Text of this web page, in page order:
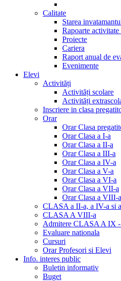
Calitate
Starea
Rapoarte
Proiecte
Cariera
Raport anual de
Evenimente
Elevi
Activități
Activități scolare
Activități
Inscriere in clasa
Orar
Orar Clasa
Orar Clasa a I-a
Orar Clasa a II-a
Orar Clasa a III-a
Orar Clasa a IV-a
Orar Clasa a V-a
Orar Clasa a VI-a
Orar Clasa a VII-a
Orar Clasa a VIII-a
CLASA a II-a, a IV-a si
CLASA A VIII-a
Admitere CLASA A IX -
Evaluare nationala
Cursuri
Orar Profesori si Elevi
Info. interes public
Buletin informativ
Buget